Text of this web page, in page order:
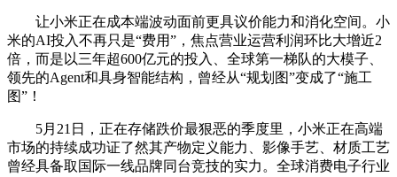
让小米正在成本端波动面前更具议价能力和消化空间。小
米的AI投入不再只是“费用”，焦点营业运营利润环比大增近2
倍，而是以三年超600亿元的投入、全球第一梯队的大模子、
领先的Agent和具身智能结构，曾经从“规划图”变成了“施工
图”！
5月21日，正在存储跌价最狠恶的季度里，小米正在高端
市场的持续成功证了然其产物定义能力、影像手艺、材质工艺
曾经具备取国际一线品牌同台竞技的实力。全球消费电子行业